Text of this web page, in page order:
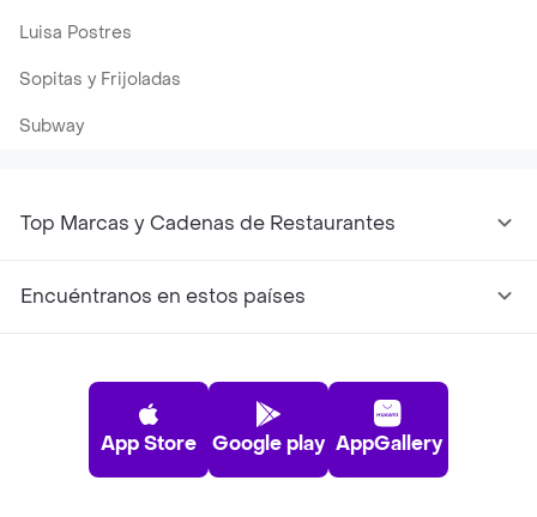
Luisa Postres
Sopitas y Frijoladas
Subway
Top Marcas y Cadenas de Restaurantes
Encuéntranos en estos países
App Store Google play AppGallery